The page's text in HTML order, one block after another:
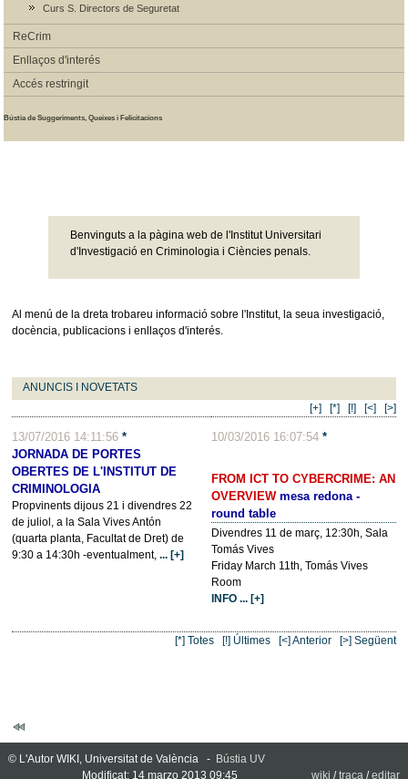
Curs S. Directors de Seguretat
ReCrim
Enllaços d'interés
Accés restringit
Bústia de Suggeriments, Queixes i Felicitacions
Benvinguts a la pàgina web de l'Institut Universitari
d'Investigació en Criminologia i Ciències penals.
Al menú de la dreta trobareu informació sobre l'Institut, la seua investigació,
docència, publicacions i enllaços d'interés.
ANUNCIS I NOVETATS
[+]
[*] [!] [<] [>]
13/07/2016 14:11:56 *
JORNADA DE PORTES
OBERTES DE L'INSTITUT DE
CRIMINOLOGIA
Propvinents dijous 21 i divendres 22
de juliol, a la Sala Vives Antón
(quarta planta, Facultat de Dret) de
9:30 a 14:30h -eventualment, ... [+]
10/03/2016 16:07:54*
FROM ICT TO CYBERCRIME: AN
OVERVIEW mesa redona -
round table
Divendres 11 de març, 12:30h, Sala
Tomás Vives
Friday March 11th, Tomás Vives
Room
INFO... [+]
[*] Totes [!] Últimes [<] Anterior [>] Següent
© L'Autor WIKI, Universitat de València - Bústia UV
Modificat: 14 marzo 2013 09:45
wiki /traça /editar